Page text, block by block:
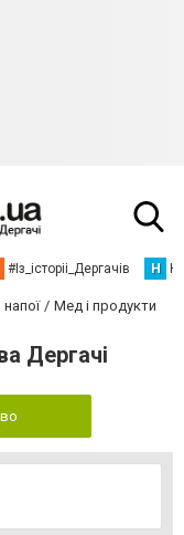
#Із_історіі_Дергачів Н
Мед і продукти
Дергачі